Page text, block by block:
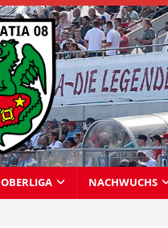
OBERLIGA NACHWUCHS